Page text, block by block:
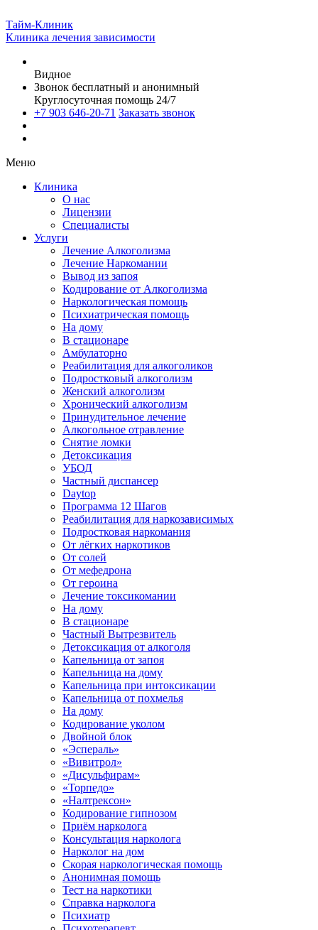
Тайм-Клиник
Клиника лечения зависимости
Видное
Звонок бесплатный и анонимный
Круглосуточная помощь 24/7
+7 903 646-20-71 Заказать звонок
Меню
Клиника
О нас
Лицензии
Специалисты
Услуги
Лечение Алкоголизма
Лечение Наркомании
Вывод из запоя
Кодирование от Алкоголизма
Наркологическая помощь
Психиатрическая помощь
На дому
В стационаре
Амбулаторно
Реабилитация для алкоголиков
Подростковый алкоголизм
Женский алкоголизм
Хронический алкоголизм
Принудительное лечение
Алкогольное отравление
Снятие ломки
Детоксикация
УБОД
Частный диспансер
Daytop
Программа 12 Шагов
Реабилитация для наркозависимых
Подростковая наркомания
От лёгких наркотиков
От солей
От мефедрона
От героина
Лечение токсикомании
На дому
В стационаре
Частный Вытрезвитель
Детоксикация от алкоголя
Капельница от запоя
Капельница на дому
Капельница при интоксикации
Капельница от похмелья
На дому
Кодирование уколом
Двойной блок
«Эспераль»
«Вивитрол»
«Дисульфирам»
«Торпедо»
«Налтрексон»
Кодирование гипнозом
Приём нарколога
Консультация нарколога
Нарколог на дом
Скорая наркологическая помощь
Анонимная помощь
Тест на наркотики
Справка нарколога
Психиатр